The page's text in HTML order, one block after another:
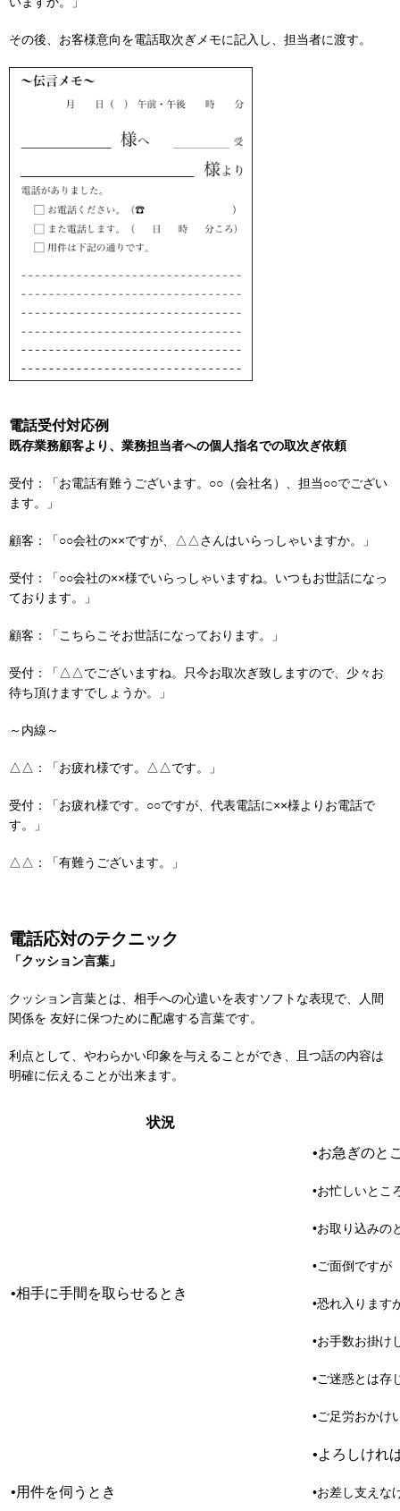
その後、お客様意向を電話取次ぎメモに記入し、担当者に渡す。
電話受付対応例
既存業務顧客より、業務担当者への個人指名での取次ぎ依頼
受付：「お電話有難うございます。○○（会社名）、担当○○でござい
ます。」
顧客：「○○会社の××ですが、△△さんはいらっしゃいますか。」
受付：「○○会社の××様でいらっしゃいますね。いつもお世話になっ
ております。」
顧客：「こちらこそお世話になっております。」
受付：「△△でございますね。只今お取次ぎ致しますので、少々お
待ち頂けますでしょうか。」
～内線～
△△：「お疲れ様です。△△です。」
受付：「お疲れ様です。○○ですが、代表電話に××様よりお電話で
す。」
△△：「有難うございます。」
電話応対のテクニック
「クッション言葉」
クッション言葉とは、相手への心遣いを表すソフトな表現で、人間
関係を 友好に保つために配慮する言葉です。
利点として、やわらかい印象を与えることができ、且つ話の内容は
明確に伝えることが出来ます。
状況
•相手に手間を取らせるとき
•お急ぎのと
•お忙しいとこ
•お取り込みの
•ご面倒ですが
•恐れ入ります
•お手数お掛け
•ご迷惑とは存
•ご足労おかけ
•用件を伺うとき
•よろしけれ
•お差し支えな